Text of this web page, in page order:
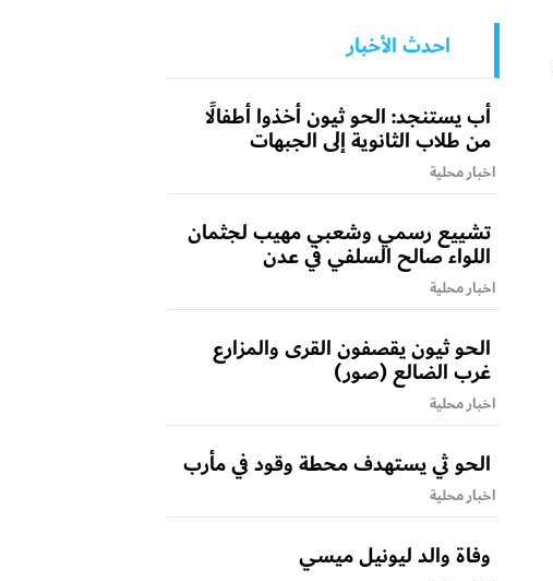
احدث الأخبار
أب يستنجد: الحو ثيون أخذوا أطفالًا
من طلاب الثانوية إلى الجبهات
اخبار محلية
تشييع رسمي وشعبي مهيب لجثمان
اللواء صالح السلفي في عدن
اخبار محلية
الحو ثيون يقصفون القرى والمزارع
غرب الضالع (صور)
اخبار محلية
الحو ثي يستهدف محطة وقود في مأرب
اخبار محلية
وفاة والد ليونيل ميسي